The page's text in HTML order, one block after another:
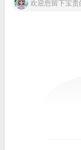
欢迎您留下宝贵